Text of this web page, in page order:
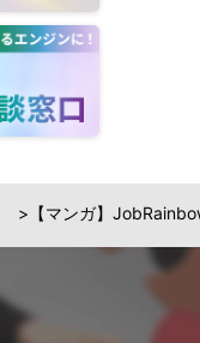
【マンガ】